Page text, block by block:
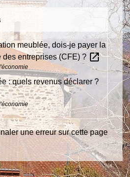
meublée, dois-je payer la
des entreprises (CFE) ? open_in_new
: quels revenus déclarer ?
une erreur sur cette page